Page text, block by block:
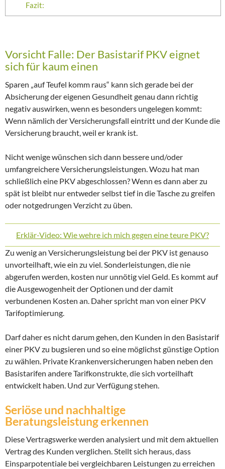
Fazit:
Vorsicht Falle: Der Basistarif PKV eignet
sich für kaum einen
Sparen „auf Teufel komm raus“ kann sich gerade bei der
Absicherung der eigenen Gesundheit genau dann richtig
negativ auswirken, wenn es besonders ungelegen kommt:
Wenn nämlich der Versicherungsfall eintritt und der Kunde die
Versicherung braucht, weil er krank ist.
Nicht wenige wünschen sich dann bessere und/oder
umfangreichere Versicherungsleistungen. Wozu hat man
schließlich eine PKV abgeschlossen? Wenn es dann aber zu
spät ist bleibt nur entweder selbst tief in die Tasche zu greifen
oder notgedrungen Verzicht zu üben.
Erklär-Video: Wie wehre ich mich gegen eine teure PKV?
Zu wenig an Versicherungsleistung bei der PKV ist genauso
unvorteilhaft, wie ein zu viel. Sonderleistungen, die nie
abgerufen werden, kosten nur unnötig viel Geld. Es kommt auf
die Ausgewogenheit der Optionen und der damit
verbundenen Kosten an. Daher spricht man von einer PKV
Tarifoptimierung.
Darf daher es nicht darum gehen, den Kunden in den Basistarif
einer PKV zu bugsieren und so eine möglichst günstige Option
zu wählen. Private Krankenversicherungen haben neben den
Basistarifen andere Tarifkonstrukte, die sich vorteilhaft
entwickelt haben. Und zur Verfügung stehen.
Seriöse und nachhaltige
Beratungsleistung erkennen
Diese Vertragswerke werden analysiert und mit dem aktuellen
Vertrag des Kunden verglichen. Stellt sich heraus, dass
Einsparpotentiale bei vergleichbaren Leistungen zu erreichen